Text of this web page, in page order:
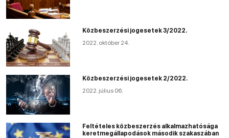
Közbeszerzési jogesetek 3/2022.
2022. október 24.
Közbeszerzési jogesetek 2/2022.
2022. július 06.
Feltételes közbeszerzés alkalmazhatósága
keretmegállapodások második szakaszában